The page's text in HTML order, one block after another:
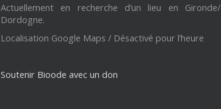
Actuellement en recherche d’un lieu en Gironde/
Dordogne.
Localisation Google Maps / Désactivé pour l’heure
Soutenir Bioode avec un don